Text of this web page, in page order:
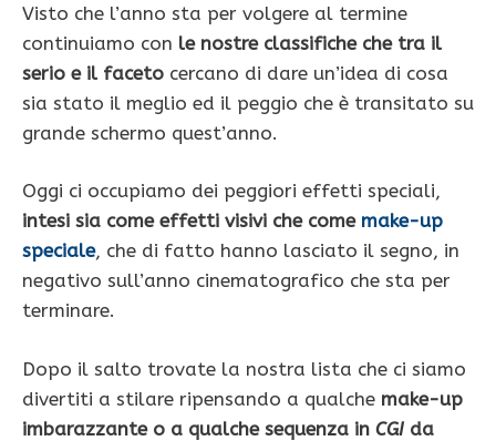
Visto che l’anno sta per volgere al termine
continuiamo con le nostre classifiche che tra il
serio e il faceto cercano di dare un’idea di cosa
sia stato il meglio ed il peggio che è transitato su
grande schermo quest’anno.
Oggi ci occupiamo dei peggiori effetti speciali,
intesi sia come effetti visivi che come make-up
speciale, che di fatto hanno lasciato il segno, in
negativo sull’anno cinematografico che sta per
terminare.
Dopo il salto trovate la nostra lista che ci siamo
divertiti a stilare ripensando a qualche make-up
imbarazzante o a qualche sequenza in CGI da